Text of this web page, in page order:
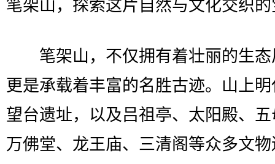
笔架山，探索这片自然与文化交织
笔架山，不仅拥有着壮丽的生态
更是承载着丰富的名胜古迹。山上
望台遗址，以及吕祖亭、太阳殿、
万佛堂、龙王庙、三清阁等众多文